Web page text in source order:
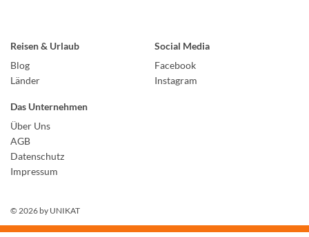
Reisen & Urlaub
Blog
Länder
Social Media
Facebook
Instagram
Das Unternehmen
Über Uns
AGB
Datenschutz
Impressum
© 2026 by UNIKAT